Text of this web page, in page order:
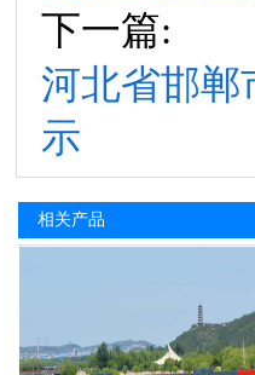
下一篇:
河北省邯郸
示
相关产品